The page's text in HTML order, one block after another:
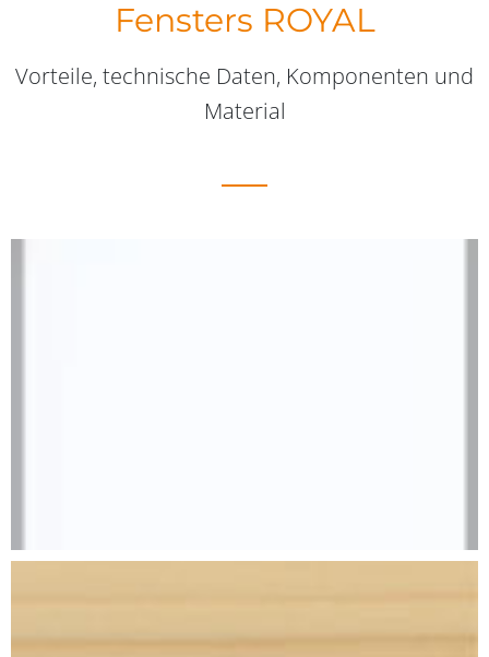
Fensters ROYAL
Vorteile, technische Daten, Komponenten und
Material